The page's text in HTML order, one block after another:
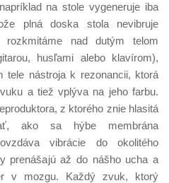
na stole vygeneruje iba
plná doska stola nevibruje
nad dutým telom
husľami alebo klavírom),
tele nástroja k rezonancii, ktorá
a tiež vplýva na jeho farbu.
z ktorého znie hlasitá
ako sa hýbe membrána
vibrácie do okolitého
prenášajú až do nášho ucha a
v mozgu. Každý zvuk, ktorý